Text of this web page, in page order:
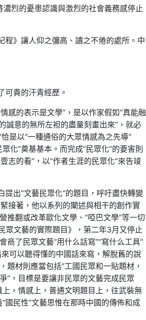
烈的憂患認識與激烈的社會義務感停止
程》讓人仰之彌高、讀之不倦的處所。中
可貴的汗青經歷。
感的表示是文學”，是以作家假如“真能融
誠意的無所左袒的盡量刻畫出來”，就必
是以“一種通俗的大眾情感為之先導”
化”奠基基本。而完成“民眾化”的要害則
志的看”，以“作者生涯的民眾化”來告竣
出“文藝民眾化”的題目，呼吁盡快轉變
接著，他以系列的闡述與相干的創作實
推翻或改革歐化文學、“啞巴文學”等一切
眾文藝的實際題目》，第二年3月又停止
了民眾文藝“用什么話寫”“寫什么工具”
可以聽得懂的中國話來寫，解脫舊的說
材則應當包括“工國民眾和一貼題材，
”，目標是要讓非民眾的文藝完成民眾
，情感上，普通文明題目上，往武裝無
國民性”文藝思惟在那時中國的傳佈和成